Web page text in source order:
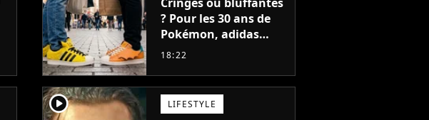
? Pour les 30 ans de
Pokémon, adidas
dévoile une énorme
et je ne sais pas quoi
en penser
18:22
player2 LIFESTYLE